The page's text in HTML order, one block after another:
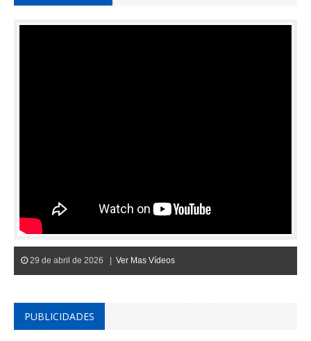
29 de abril de 2026 | Ver Mas Vídeos
PUBLICIDADES